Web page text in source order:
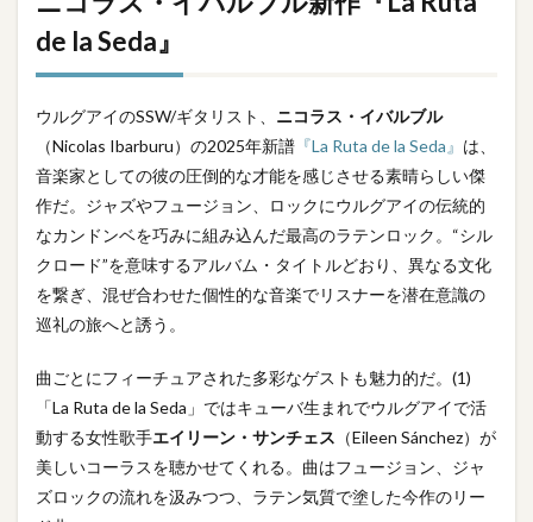
de la Seda』
ウルグアイのSSW/ギタリスト、 ニコラス・イバルブル
（Nicolas Ibarburu）の2025年新譜 『La Ruta de la Seda』 は、
音楽家としての彼の圧倒的な才能を感じさせる素晴らしい傑
作だ。ジャズやフュージョン、ロックにウルグアイの伝統的
なカンドンベを巧みに組み込んだ最高のラテンロック。“シル
クロード”を意味するアルバム・タイトルどおり、異なる文化
を繋ぎ、混ぜ合わせた個性的な音楽でリスナーを潜在意識の
巡礼の旅へと誘う。
曲ごとにフィーチュアされた多彩なゲストも魅力的だ。(1)
「La Ruta de la Seda」ではキューバ生まれでウルグアイで活
動する女性歌手エイリーン・サンチェス （Eileen Sánchez）が
美しいコーラスを聴かせてくれる。曲はフュージョン、ジャ
ズロックの流れを汲みつつ、ラテン気質で塗した今作のリー